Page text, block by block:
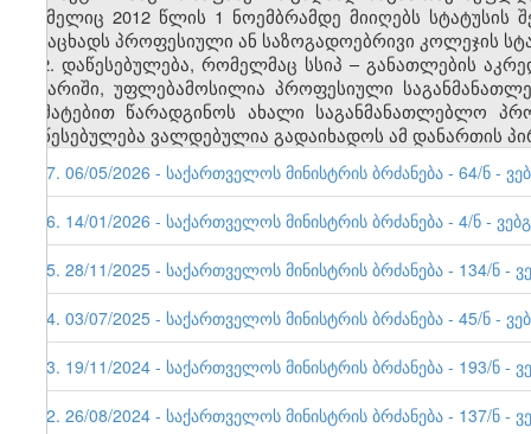
რომელიც 2012 წლის 1 ნოემბრამდე მიიღებს
განაცხადს პროფესიული ან საზოგადოებრივი კოლეჯის
2. დაწესებულება, რომელმაც სსიპ –განათლების
ანგარიში, უფლებამოსილია პროფესიული
დამატებით წარადგინოს ახალი საგანმანათლებლო
დაწესებულება ვალდებულია გადაიხადოს ამ დანართის
57. 06/05/2026 - საქართველოს მინისტრის ბრძანება - 64/ნ -
56. 14/01/2026 - საქართველოს მინისტრის ბრძანება - 4/ნ -
55. 28/11/2025 - საქართველოს მინისტრის ბრძანება - 134/ნ -
54. 03/07/2025 - საქართველოს მინისტრის ბრძანება - 45/ნ -
53. 19/11/2024 - საქართველოს მინისტრის ბრძანება - 193/ნ -
52. 26/08/2024 - საქართველოს მინისტრის ბრძანება - 137/ნ -